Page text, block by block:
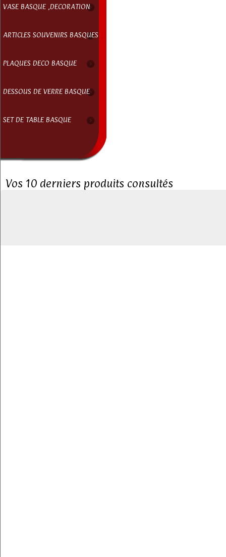
VASE BASQUE ,DECORATION
ARTICLES SOUVENIRS BASQUES
PLAQUES DECO BASQUE
DESSOUS DE VERRE BASQUE
SET DE TABLE BASQUE
Vos 10 derniers produits consultés